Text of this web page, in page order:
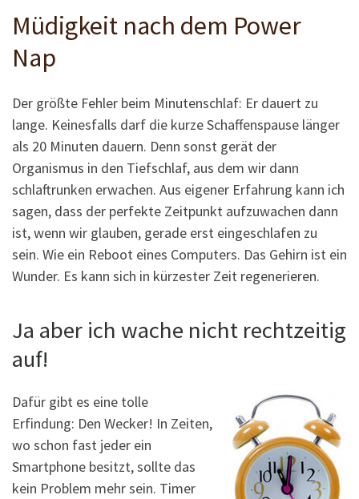
Müdigkeit nach dem Power
Nap
Der größte Fehler beim Minutenschlaf: Er dauert zu
lange. Keinesfalls darf die kurze Schaffenspause länger
als 20 Minuten dauern. Denn sonst gerät der
Organismus in den Tiefschlaf, aus dem wir dann
schlaftrunken erwachen. Aus eigener Erfahrung kann ich
sagen, dass der perfekte Zeitpunkt aufzuwachen dann
ist, wenn wir glauben, gerade erst eingeschlafen zu
sein. Wie ein Reboot eines Computers. Das Gehirn ist ein
Wunder. Es kann sich in kürzester Zeit regenerieren.
Ja aber ich wache nicht rechtzeitig
auf!
Dafür gibt es eine tolle
Erfindung: Den Wecker! In Zeiten,
wo schon fast jeder ein
Smartphone besitzt, sollte das
kein Problem mehr sein. Timer